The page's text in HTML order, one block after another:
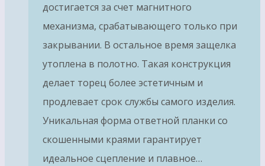
достигается за счет магнитного
механизма, срабатывающего только при
закрывании. В остальное время защелка
утоплена в полотно. Такая конструкция
делает торец более эстетичным и
продлевает срок службы самого изделия.
Уникальная форма ответной планки со
скошенными краями гарантирует
идеальное сцепление и плавное…